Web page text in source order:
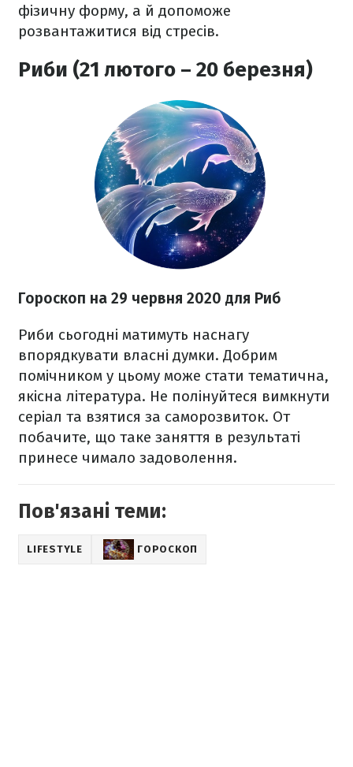
фізичну форму, а й допоможе
розвантажитися від стресів.
Риби (21 лютого – 20 березня)
Гороскоп на 29 червня 2020 для Риб
Риби сьогодні матимуть наснагу
впорядкувати власні думки. Добрим
помічником у цьому може стати тематична,
якісна література. Не полінуйтеся вимкнути
серіал та взятися за саморозвиток. От
побачите, що таке заняття в результаті
принесе чимало задоволення.
Пов'язані теми:
LIFESTYLE ГОРОСКОП